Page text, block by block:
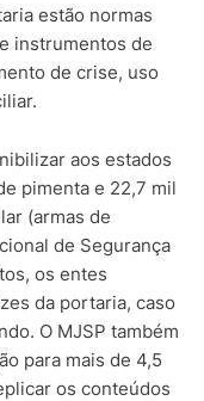
estão normas
instrumentos de
de crise, uso
aos estados
pimenta e 22,7 mil
(armas de
de Segurança
os entes
da portaria, caso
O MJSP também
para mais de 4,5
os conteúdos